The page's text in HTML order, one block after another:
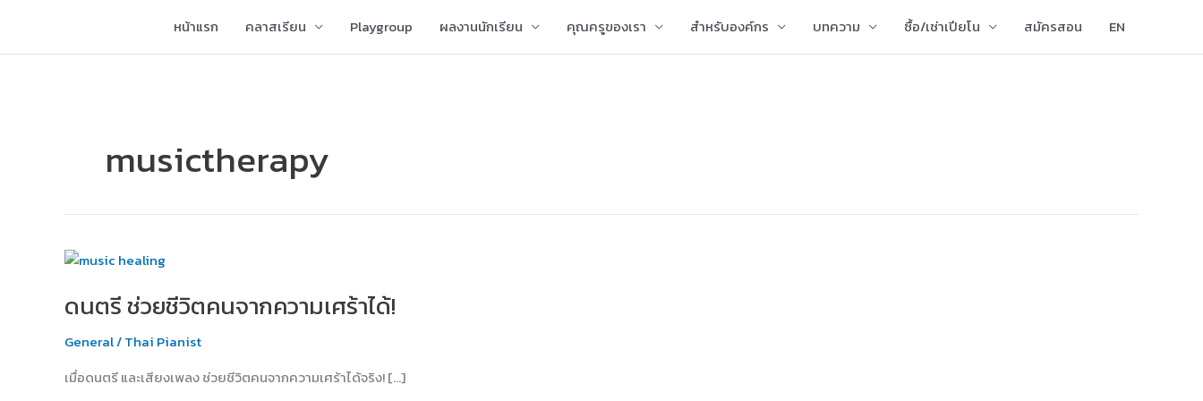
content
หน้าแรก คลาสเรียน Playgroup ผลงานนักเรียน คุณครูของเรา สำหรับองค์กร บทความ ซื้อ/เช่าเปียโน สมัครสอน EN
musictherapy
ดนตรี ช่วยชีวิตคนจากความเศร้าได้!
General/Thai Pianist
เมื่อดนตรี และเสียงเพลง ช่วยชีวิตคนจากความเศร้าได้จริง! […]
ดนตรี
ชีวิต
จาก
ความ
เศร้า